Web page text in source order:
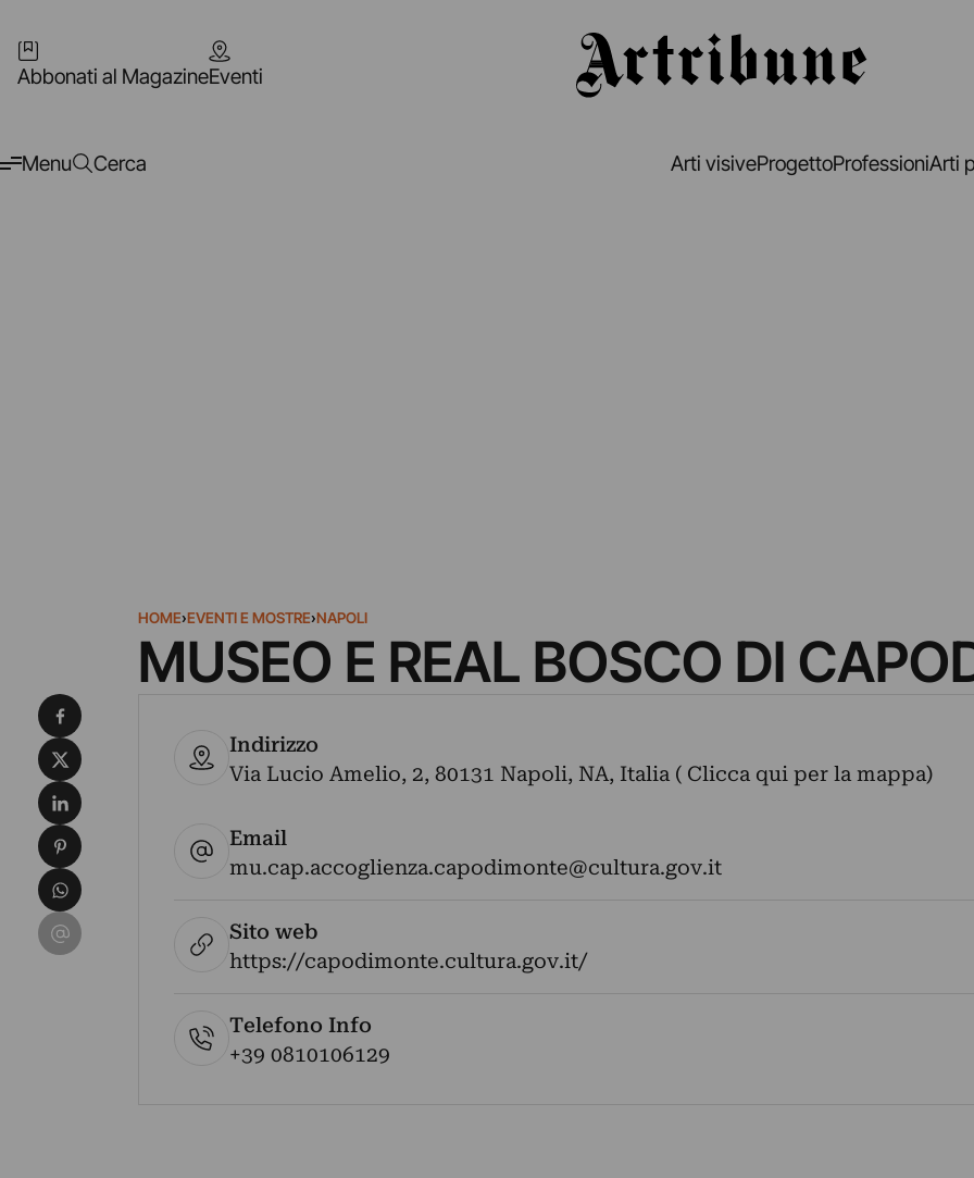
Abbonati al MagazineEventi
Menu Cerca Arti visiveProgettoProfessioniArti
HOME›EVENTI E MOSTRE›NAPOLI
MUSEO E REAL BOSCO DI
Indirizzo
Via Lucio Amelio, 2, 80131 Napoli, NA, Italia ( Clicca qui per la mappa)
Email
mu.cap.accoglienza.capodimonte@cultura.gov.it
Sito web
https://capodimonte.cultura.gov.it/
Telefono Info
+39 0810106129
Condividi su Facebook
Condividi su X
Condividi su LinkedIn
Condividi su Pinterest
Condividi su WhatsApp
Condividi su Email